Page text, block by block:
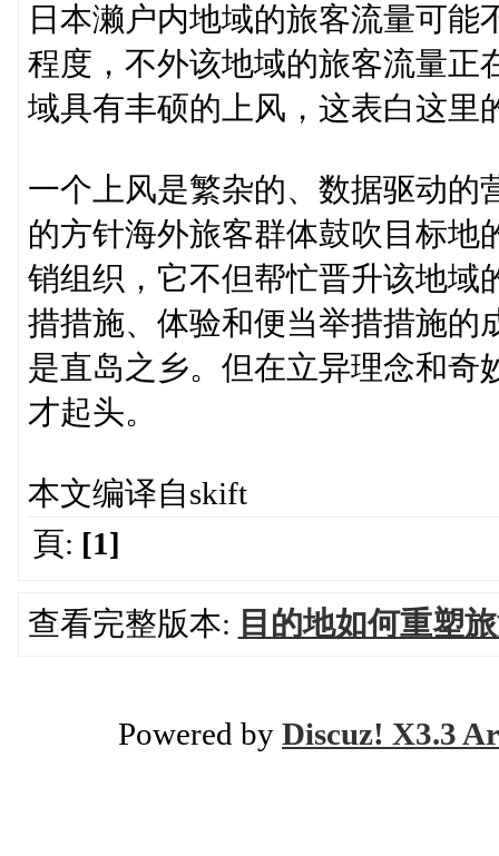
日本濑户内地域的旅客流量可
程度，不外该地域的旅客流量正
域具有丰硕的上风，这表白这里
一个上风是繁杂的、数据驱动的
的方针海外旅客群体鼓吹目标地
销组织，它不但帮忙晋升该地域
措措施、体验和便当举措措施的
是直岛之乡。但在立异理念和奇
才起头。
本文编译自skift
頁: [1]
查看完整版本: 目的地如何重塑
Powered by Discuz! X3.3